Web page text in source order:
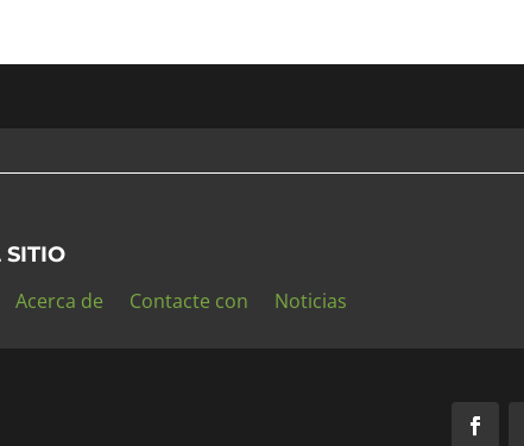
SITIO
Acerca de Contacte con Noticias